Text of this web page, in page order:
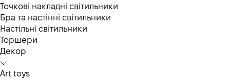
Точкові накладні світильники
Бра та настінні світильники
Настільні світильники
Торшери
Декор
Art toys